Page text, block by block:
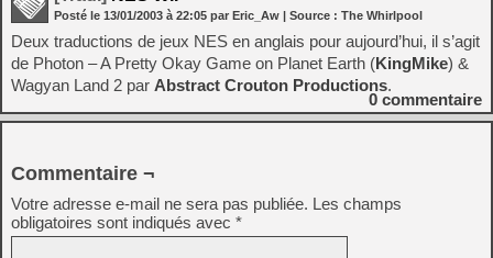
Posté le 13/01/2003 à 22:05 par Eric_Aw | Source : The Whirlpool
Deux traductions de jeux NES en anglais pour aujourd’hui, il s’agit
de Photon – A Pretty Okay Game on Planet Earth (KingMike) &
Wagyan Land 2 par Abstract Crouton Productions.
0 commentaire
Commentaire ¬
Votre adresse e-mail ne sera pas publiée. Les champs
obligatoires sont indiqués avec *